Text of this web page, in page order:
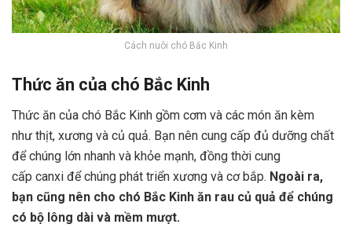
Cách nuôi chó Bắc Kinh
Thức ăn của chó Bắc Kinh
Thức ăn của chó Bắc Kinh gồm cơm và các món ăn kèm
như thịt, xương và củ quả. Bạn nên cung cấp đủ dưỡng chất
để chúng lớn nhanh và khỏe mạnh, đồng thời cung
cấp canxi để chúng phát triển xương và cơ bắp. Ngoài ra,
bạn cũng nên cho chó Bắc Kinh ăn rau củ quả để chúng
có bộ lông dài và mềm mượt.